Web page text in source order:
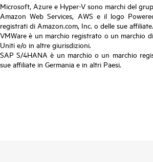
Microsoft, Azure e Hyper-V sono marchi del
Amazon Web Services, AWS e il logo
registrati di Amazon.com, Inc. o delle sue affiliate.
VMWare è un marchio registrato o un marchio
Uniti e/o in altre giurisdizioni.
SAP S/4HANA è un marchio o un marchio
sue affiliate in Germania e in altri Paesi.